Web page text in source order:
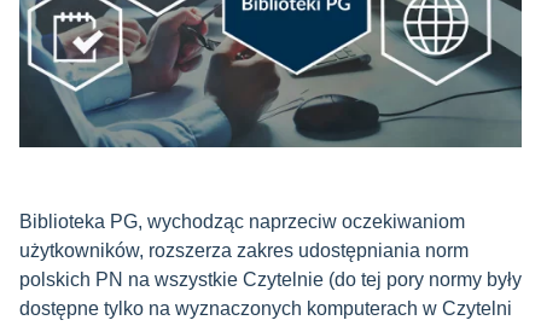
Biblioteka PG, wychodząc naprzeciw oczekiwaniom
użytkowników, rozszerza zakres udostępniania norm
polskich PN na wszystkie Czytelnie (do tej pory normy były
dostępne tylko na wyznaczonych komputerach w Czytelni